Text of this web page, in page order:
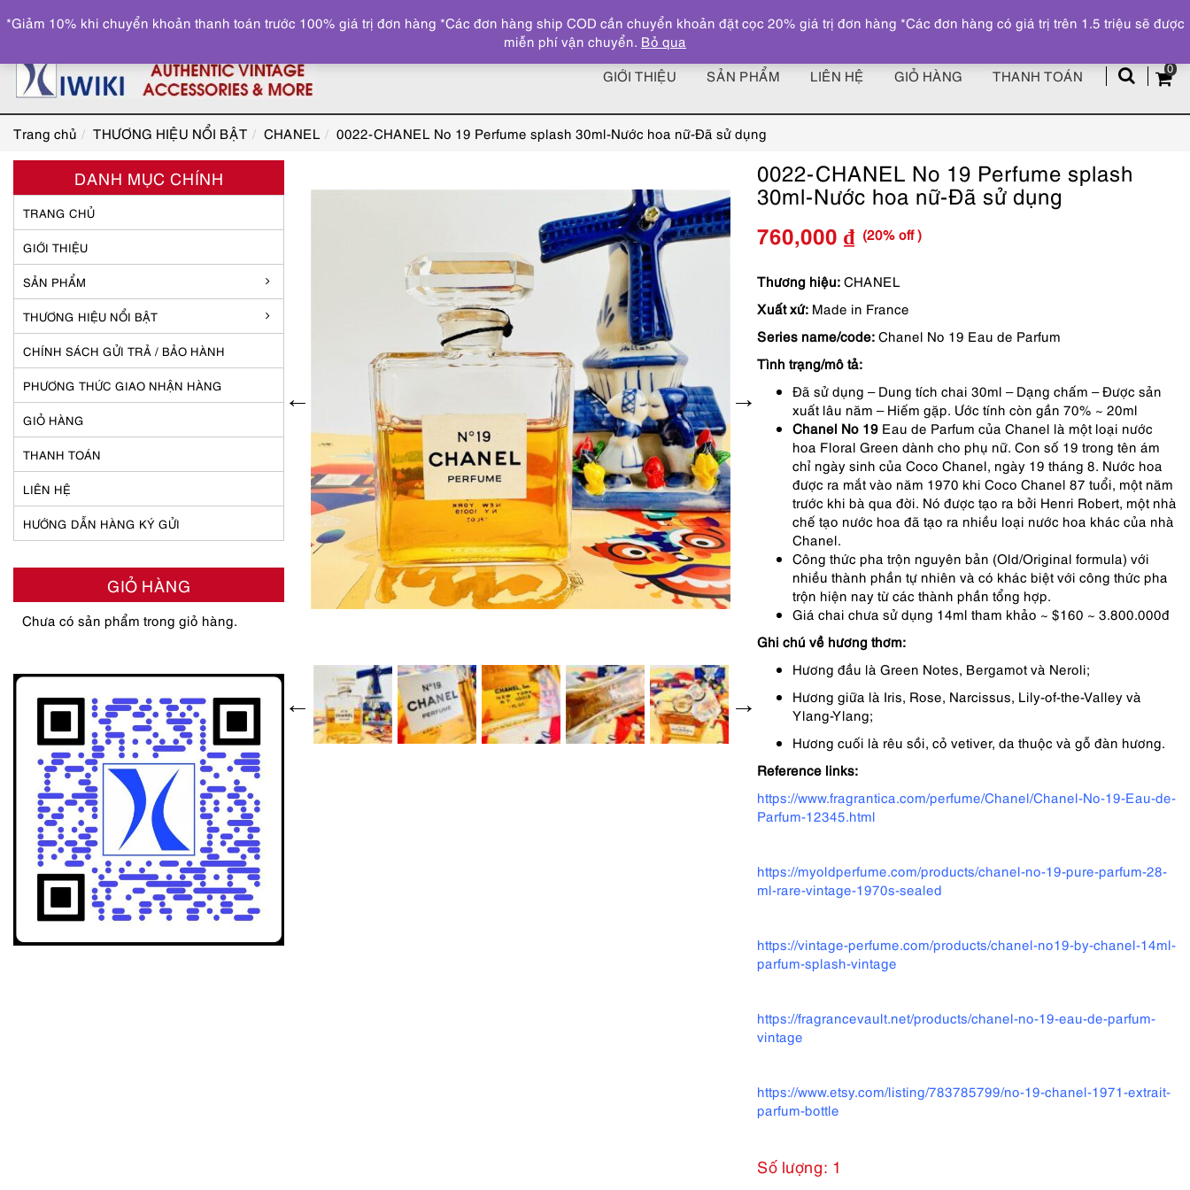
z
0
GIỚI THIỆU SẢN PHẨM LIÊN HỆ GIỎ HÀNG THANH TOÁN
Trang chủ THƯƠNG HIỆU NỔI BẬT CHANEL 0022-CHANEL No 19 Perfume splash 30ml-Nước hoa nữ-Đã sử dụng
0022-CHANEL No 19 Perfume splash
30ml-Nước hoa nữ-Đã sử dụng
Giá
gốc
là:
950,000 ₫.
760,000 ₫
Giá
hiện
tại
là:
760,000 ₫.
(20% off )
Thương hiệu: CHANEL
Xuất xứ: Made in France
Series name/code: Chanel No 19 Eau de Parfum
Tình trạng/mô tả:
Đã sử dụng – Dung tích chai 30ml – Dạng chấm – Được sản
xuất lâu năm – Hiếm gặp. Ước tính còn gần 70% ~ 20ml
Chanel No 19 Eau de Parfum của Chanel là một loại nước
hoa Floral Green dành cho phụ nữ. Con số 19 trong tên ám
chỉ ngày sinh của Coco Chanel, ngày 19 tháng 8. Nước hoa
được ra mắt vào năm 1970 khi Coco Chanel 87 tuổi, một năm
trước khi bà qua đời. Nó được tạo ra bởi Henri Robert, một nhà
chế tạo nước hoa đã tạo ra nhiều loại nước hoa khác của nhà
Chanel.
Công thức pha trộn nguyên bản (Old/Original formula) với
nhiều thành phần tự nhiên và có khác biệt với công thức pha
trộn hiện nay từ các thành phần tổng hợp.
Giá chai chưa sử dụng 14ml tham khảo ~ $160 ~ 3.800.000đ
Ghi chú về hương thơm:
Hương đầu là Green Notes, Bergamot và Neroli;
Hương giữa là Iris, Rose, Narcissus, Lily-of-the-Valley và
Ylang-Ylang;
Hương cuối là rêu sồi, cỏ vetiver, da thuộc và gỗ đàn hương.
Reference links:
https://www.fragrantica.com/perfume/Chanel/Chanel-No-19-Eau-de-
Parfum-12345.html
https://myoldperfume.com/products/chanel-no-19-pure-parfum-28-
ml-rare-vintage-1970s-sealed
https://vintage-perfume.com/products/chanel-no19-by-chanel-14ml-
parfum-splash-vintage
https://fragrancevault.net/products/chanel-no-19-eau-de-parfum-
vintage
https://www.etsy.com/listing/783785799/no-19-chanel-1971-extrait-
parfum-bottle
Số lượng: 1
DANH MỤC CHÍNH
TRANG CHỦ
GIỚI THIỆU
SẢN PHẨM
THƯƠNG HIỆU NỔI BẬT
CHÍNH SÁCH GỬI TRẢ / BẢO HÀNH
PHƯƠNG THỨC GIAO NHẬN HÀNG
GIỎ HÀNG
THANH TOÁN
LIÊN HỆ
HƯỚNG DẪN HÀNG KÝ GỬI
GIỎ HÀNG
Chưa có sản phẩm trong giỏ hàng.
*Giảm 10% khi chuyển khoản thanh toán trước 100% giá trị đơn hàng *Các đơn hàng ship COD cần chuyển khoản đặt cọc 20% giá trị đơn hàng *Các đơn hàng có giá trị trên 1.5 triệu sẽ được
miễn phí vận chuyển. Bỏ qua